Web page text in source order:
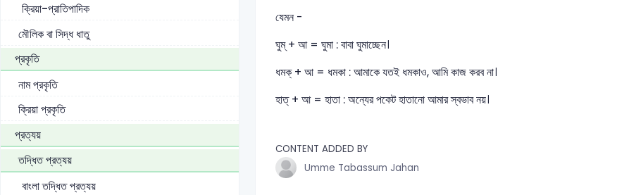
ক্রিয়া-প্রাতিপাদিক
মৌলিক বা সিদ্ধ ধাতু
প্রকৃতি
নাম প্রকৃতি
ক্রিয়া প্রকৃতি
প্রত্যয়
তদ্ধিত প্রত্যয়
বাংলা তদ্ধিত প্রত্যয়
যেমন -
ঘুম্ + আ = ঘুমা : বাবা ঘুমাচ্ছেন।
ধমক্ + আ = ধমকা : আমাকে যতই ধমকাও, আমি কাজ করব না।
হাত্‌ + আ = হাতা : অন্যের পকেট হাতানো আমার স্বভাব নয়।
CONTENT ADDED BY
Umme Tabassum Jahan